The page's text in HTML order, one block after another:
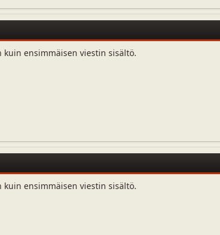
ensimmäisen viestin sisältö.
ensimmäisen viestin sisältö.